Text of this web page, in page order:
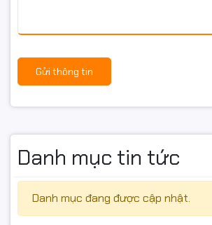
Gửi thông tin
Danh mục tin tức
Danh mục đang được cập nhật.